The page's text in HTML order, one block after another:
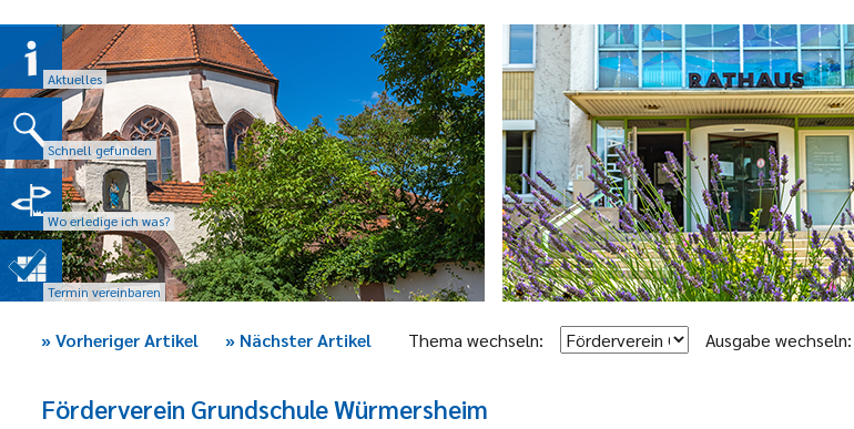
Aktuelles
Schnell gefunden
Wo erledige ich was?
Termin vereinbaren
»Vorheriger Artikel » Nächster Artikel Thema wechseln: Ausgabe wechseln:
Förderverein Grundschule Würmersheim